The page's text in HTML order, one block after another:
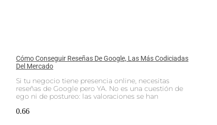
Cómo Conseguir Reseñas De Google, Las Más Codiciadas
Del Mercado
Si tu negocio tiene presencia online, necesitas
reseñas de Google pero YA. No es una cuestión de
ego ni de postureo: las valoraciones se han